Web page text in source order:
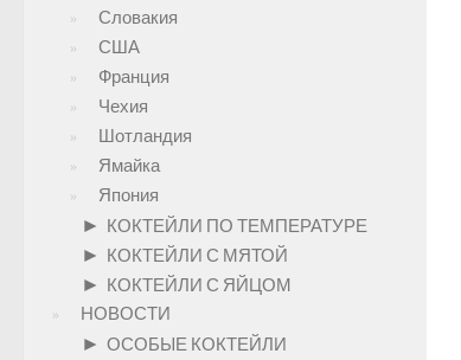
Словакия
США
Франция
Чехия
Шотландия
Ямайка
Япония
► КОКТЕЙЛИ ПО ТЕМПЕРАТУРЕ
► КОКТЕЙЛИ С МЯТОЙ
► КОКТЕЙЛИ С ЯЙЦОМ
НОВОСТИ
► ОСОБЫЕ КОКТЕЙЛИ